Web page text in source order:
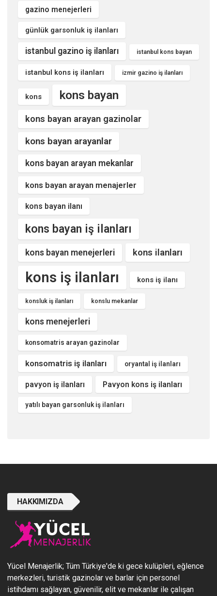
gazino menejerleri
günlük garsonluk iş ilanları
istanbul gazino iş ilanları istanbul kons bayan
istanbul kons iş ilanları izmir gazino iş ilanları
kons kons bayan
kons bayan arayan gazinolar
kons bayan arayanlar
kons bayan arayan mekanlar
kons bayan arayan menajerler
kons bayan ilanı
kons bayan iş ilanları
kons bayan menejerleri kons ilanları
kons iş ilanları kons iş ilanı
konsluk iş ilanları konslu mekanlar
kons menejerleri
konsomatris arayan gazinolar
konsomatris iş ilanları oryantal iş ilanları
pavyon iş ilanları Pavyon kons iş ilanları
yatılı bayan garsonluk iş ilanları
HAKKIMIZDA
Yücel Menajerlik; Tüm Türkiye'de ki gece kulüpleri, eğlence
merkezleri, turistik gazinolar ve barlar için personel
istihdamı sağlayan, güvenilir, elit ve mekanlar ile çalışan